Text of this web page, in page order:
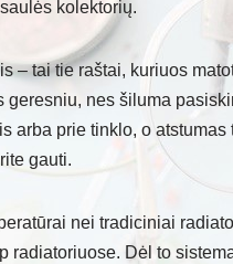
kolektorių.
– tai tie raštai, kuriuos
nes šiluma
arba prie tinklo, o
gauti.
nei tradiciniai
radiatoriuose. Dėl to